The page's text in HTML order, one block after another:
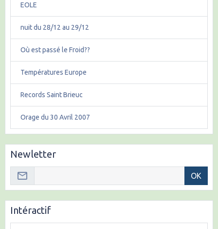
EOLE
nuit du 28/12 au 29/12
Où est passé le Froid??
Températures Europe
Records Saint Brieuc
Orage du 30 Avril 2007
Newletter
OK
Intéractif